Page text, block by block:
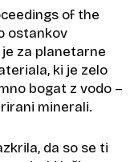
of the
ostankov
za planetarne
ki je zelo
bogat z vodo –
minerali.
da so se ti